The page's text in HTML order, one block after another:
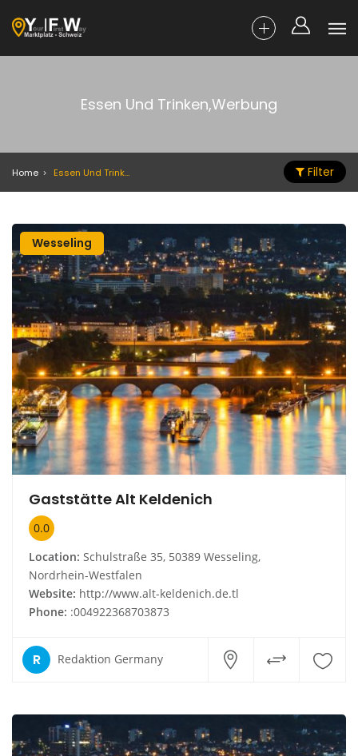
Essen Und Trinken,Werbung
Home Essen Und Trinken,Werbung Filter
Wesseling
Gaststätte Alt Keldenich
0.0
Location: Schulstraße 35, 50389 Wesseling,
Nordrhein-Westfalen
Website: http://www.alt-keldenich.de.tl
Phone: :004922368703873
R Redaktion Germany